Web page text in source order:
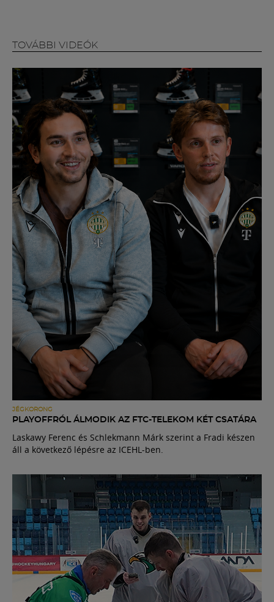
TOVÁBBI VIDEÓK
JÉGKORONG
PLAYOFFRÓL ÁLMODIK AZ FTC-TELEKOM KÉT CSATÁRA
Laskawy Ferenc és Schlekmann Márk szerint a Fradi készen
áll a következő lépésre az ICEHL-ben.
Múzeum
English